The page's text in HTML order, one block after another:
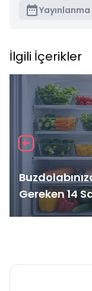
İlgili İçerikler
Gereken 14